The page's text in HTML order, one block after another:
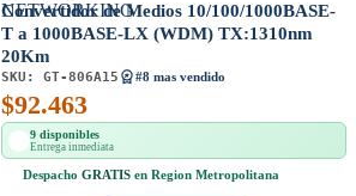
Convertidor de Medios 10/100/1000BASE-
T a 1000BASE-LX (WDM) TX:1310nm
20Km
SKU: GT-806A15 #8 mas vendido
$92.463
9 disponibles
Entrega inmediata
Despacho GRATIS en Region Metropolitana